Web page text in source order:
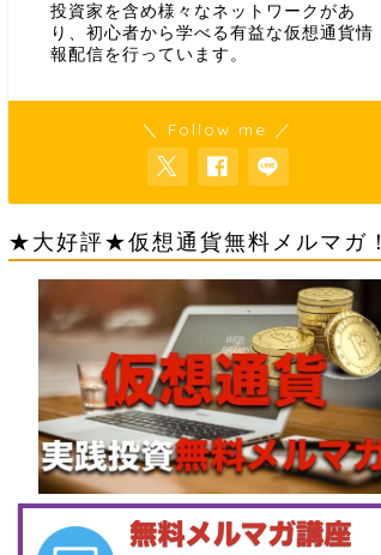
投資家を含め様々なネットワークがあ
り、初心者から学べる有益な仮想通貨情
報配信を行っています。
＼ Follow me ／
★大好評★仮想通貨無料メルマガ！